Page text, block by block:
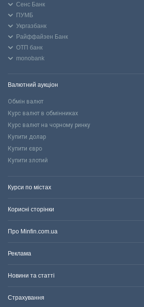
Сенс Банк
ПУМБ
Укргазбанк
Райффайзен Банк
ОТП банк
monobank
Валютний аукціон
Обмін валют
Курс валют в обмінниках
Курс валют на чорному ринку
Купити долар
Купити євро
Купити злотий
Курси по містах
Корисні сторінки
Про Minfin.com.ua
Реклама
Новини та статті
Страхування